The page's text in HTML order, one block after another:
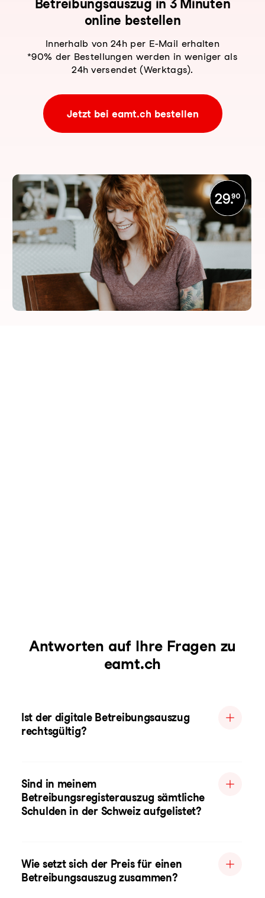
Be­trei­bungs­aus­zug in 3 Minuten
online bestellen
Innerhalb von 24h per E-Mail erhalten
*90% der Bestellungen werden in weniger als
24h versendet (Werktags).
Jetzt bei eamt.ch bestellen
Antworten auf Ihre Fragen zu
eamt.ch
Ist der digitale Betreibungsauszug
rechtsgültig?
Sind in meinem
Betreibungsregisterauszug sämtliche
Schulden in der Schweiz aufgelistet?
Wie setzt sich der Preis für einen
Betreibungsauszug zusammen?